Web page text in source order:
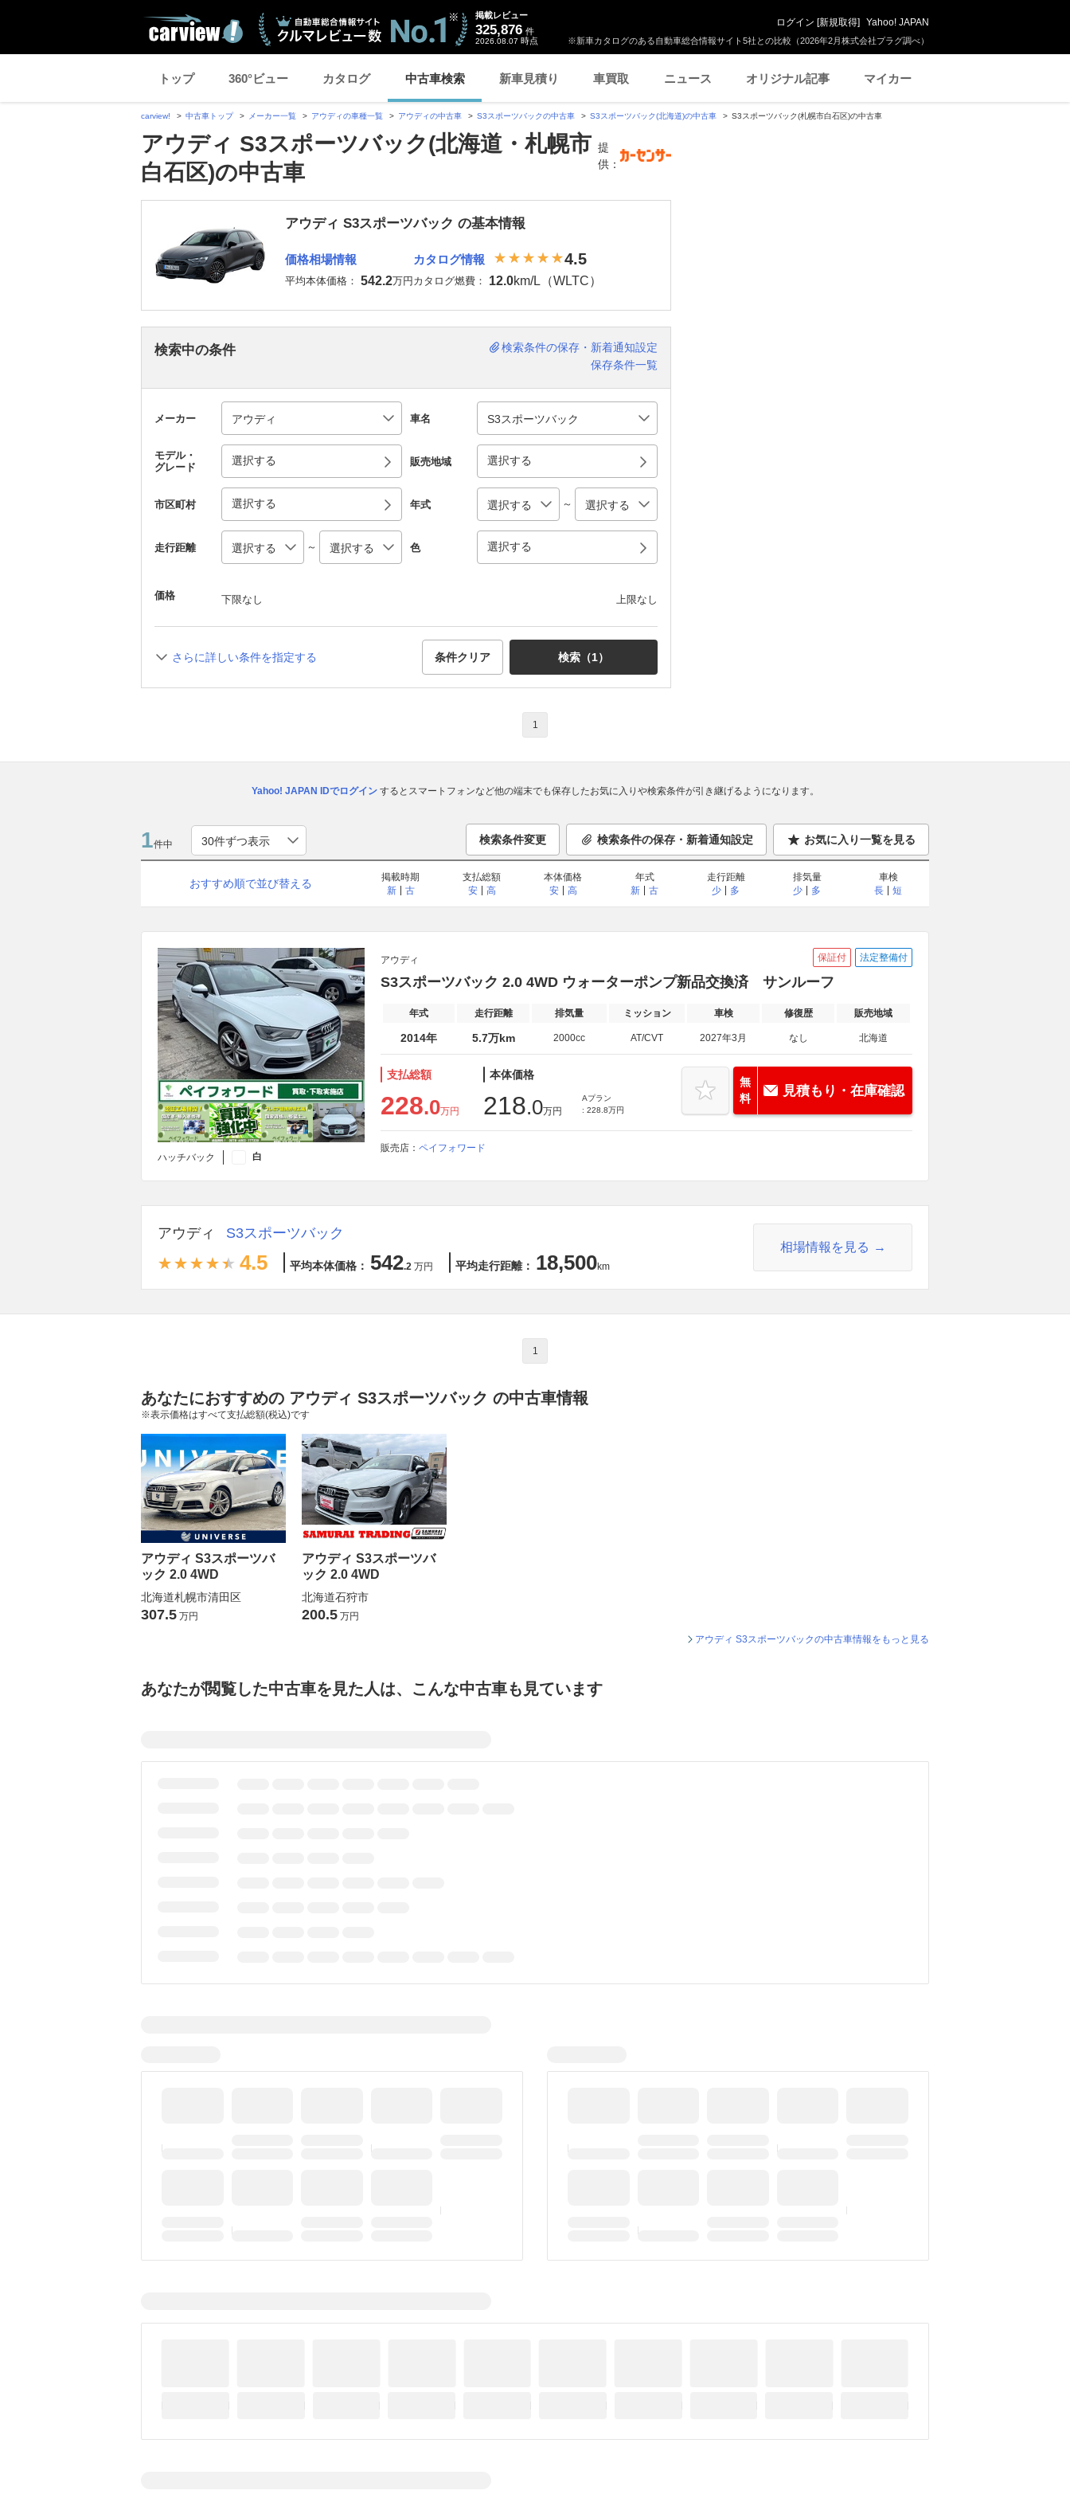
※新車カタログのある自動車総合情報サイト5社との比較（2026年2月株式会社プラグ調べ）
掲載レビュー
325,876 件
2026.08.07 時点
ログイン [新規取得] Yahoo! JAPAN
トップ 360°ビュー カタログ 中古車検索 新車見積り 車買取 ニュース オリジナル記事 マイカー
carview! 中古車トップ メーカー一覧 アウディの車種一覧 アウディの中古車 S3スポーツバックの中古車 S3スポーツバック(北海道)の中古車 S3スポーツバック(札幌市白石区)の中古車
アウディ S3スポーツバック(北海道・札幌市
白石区)の中古車
提
供：
アウディ S3スポーツバック の基本情報
価格相場情報
平均本体価格： 542.2万円
カタログ情報 4.5
カタログ燃費： 12.0km/L（WLTC）
検索中の条件
検索条件の保存・新着通知設定
保存条件一覧
メーカー 車名
モデル・
グレード
選択する 販売地域 選択する
市区町村 選択する 年式 ～
走行距離 ～ 色 選択する
価格 下限なし 上限なし
さらに詳しい条件を指定する 条件クリア 検索（1）
1
Yahoo! JAPAN IDでログインするとスマートフォンなど他の端末でも保存したお気に入りや検索条件が引き継げるようになります。
1件中 検索条件変更 検索条件の保存・新着通知設定 お気に入り一覧を見る
おすすめ順で並び替える
掲載時期
新
古
支払総額
安
高
本体価格
安
高
年式
新
古
走行距離
少
多
排気量
少
多
車検
長
短
ハッチバック 白
アウディ 保証付 法定整備付
S3スポーツバック 2.0 4WD ウォーターポンプ新品交換済 サンルーフ
年式 走行距離 排気量 ミッション 車検 修復歴 販売地域
2014年 5.7万km 2000cc AT/CVT 2027年3月 なし 北海道
支払総額
228.0万円
本体価格
218.0万円
Aプラン
: 228.8万円
無
料
見積もり・在庫確認
販売店： ペイフォワード
アウディ S3スポーツバック
4.5 平均本体価格： 542.2 万円 平均走行距離： 18,500km
相場情報を見る
1
あなたにおすすめの アウディ S3スポーツバック の中古車情報
※表示価格はすべて支払総額(税込)です
アウディ S3スポーツバ
ック 2.0 4WD
北海道札幌市清田区
307.5 万円
アウディ S3スポーツバ
ック 2.0 4WD
北海道石狩市
200.5 万円
アウディ S3スポーツバックの中古車情報をもっと見る
あなたが閲覧した中古車を見た人は、こんな中古車も見ています